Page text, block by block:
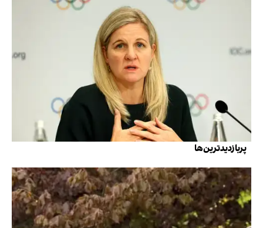
پربازدیدترین‌ها